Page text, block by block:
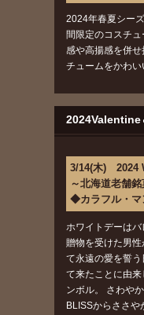
2024年春夏シー
間限定のコスチ
感や高揚感を併
チュームをかわ
3/14(木) 2024
～北海道老舗
◆カラフル・
ホワイトデーは
贈物を受けた男性
て永遠の愛を誓
て来たことに由
ンボル。 さわや
BLISSからささ